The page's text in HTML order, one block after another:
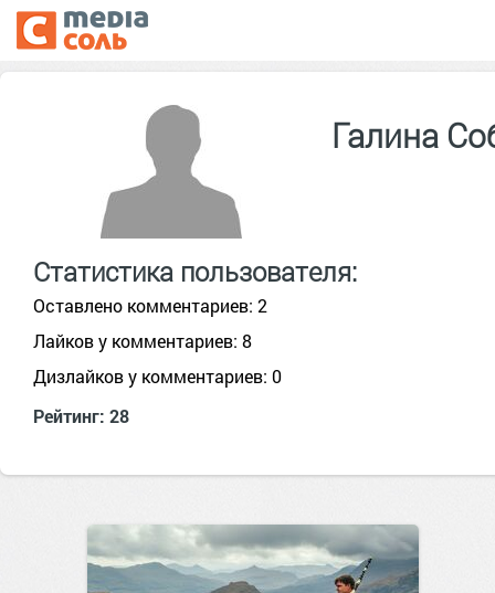
Галина
Статистика пользователя:
Оставлено комментариев: 2
Лайков у комментариев: 8
Дизлайков у комментариев: 0
Рейтинг: 28